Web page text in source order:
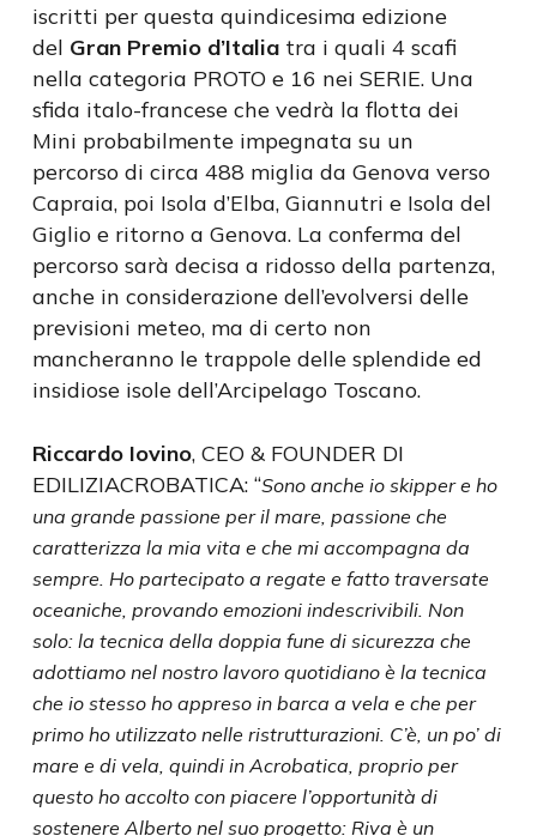
iscritti per questa quindicesima edizione
del Gran Premio d’Italiatra i quali 4 scafi
nella categoria PROTO e 16 nei SERIE. Una
sfida italo-francese che vedrà la flotta dei
Mini probabilmente impegnata su un
percorso di circa 488 miglia da Genova verso
Capraia, poi Isola d’Elba, Giannutri e Isola del
Giglio e ritorno a Genova. La conferma del
percorso sarà decisa a ridosso della partenza,
anche in considerazione dell’evolversi delle
previsioni meteo, ma di certo non
mancheranno le trappole delle splendide ed
insidiose isole dell’Arcipelago Toscano.
Riccardo Iovino, CEO & FOUNDER DI
EDILIZIACROBATICA: “Sono anche io skipper e ho
una grande passione per il mare, passione che
caratterizza la mia vita e che mi accompagna da
sempre. Ho partecipato a regate e fatto traversate
oceaniche, provando emozioni indescrivibili. Non
solo: la tecnica della doppia fune di sicurezza che
adottiamo nel nostro lavoro quotidiano è la tecnica
che io stesso ho appreso in barca a vela e che per
primo ho utilizzato nelle ristrutturazioni. C’è, un po’ di
mare e di vela, quindi in Acrobatica, proprio per
questo ho accolto con piacere l’opportunità di
sostenere Alberto nel suo progetto: Riva è un